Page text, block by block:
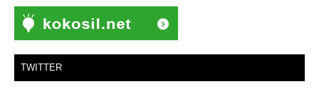
TWITTER